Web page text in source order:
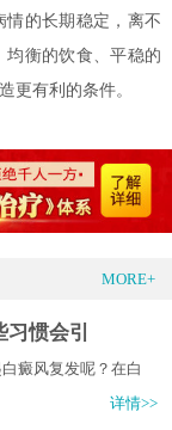
情的长期稳定，离不
均衡的饮食、平稳的
更有利的条件。
MORE+
惯会引
癜风复发呢？在白
详情>>